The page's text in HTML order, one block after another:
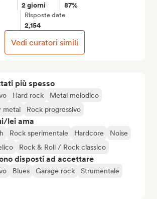
più spesso
Hard rock
Metal melodico
metal
Rock progressivo
lei ama
Rock sperimentale Hardcore
Noise
Rock & Roll / Rock classico
disposti ad accettare
Blues Garage rock
Strumentale
2 giorni 87%
Risposte date
2,154
Vedi curatori simili